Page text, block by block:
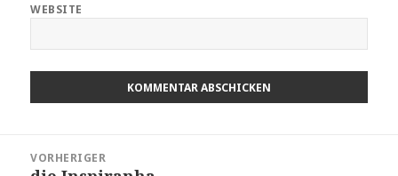
WEBSITE
VORHERIGER